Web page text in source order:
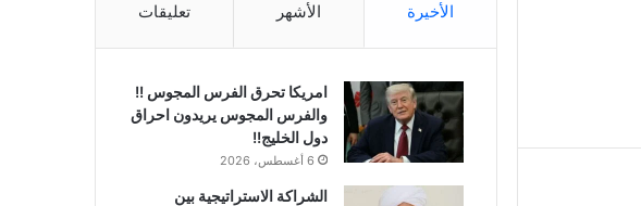
الأخيرة الأشهر تعليقات
امريكا تحرق الفرس المجوس !!
والفرس المجوس يريدون احراق
دول الخليج!!
6 أغسطس، 2026
الشراكة الاستراتيجية بين